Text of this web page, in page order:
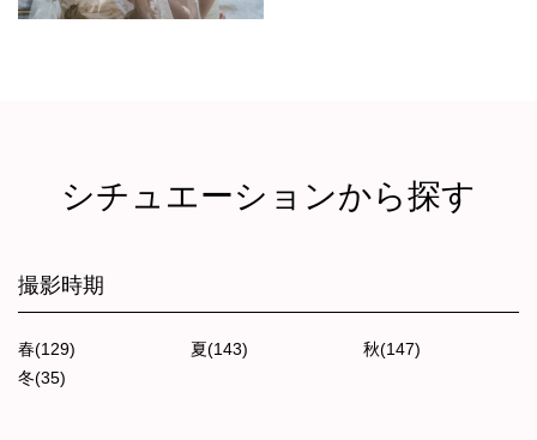
シチュエーションから探す
撮影時期
春(129) 夏(143)
秋(147)
冬(35)